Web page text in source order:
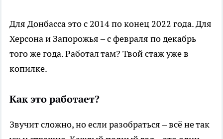
Для Донбасса это с 2014 по конец 2022 года. Для
Херсона и Запорожья – с февраля по декабрь
того же года. Работал там? Твой стаж уже в
копилке.
Как это работает?
Звучит сложно, но если разобраться – всё не так